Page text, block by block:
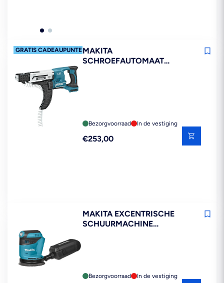
GRATIS CADEAUPUNTEN*MAKITA
SCHROEFAUTOMAAT
Bezorgvoorraad In de vestiging
Reguliere
€253,00
MAKITA EXCENTRISCHE
SCHUURMACHINE
Bezorgvoorraad In de vestiging